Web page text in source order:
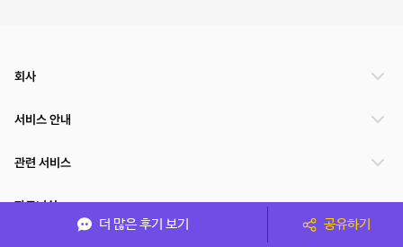
더 많은 후기 보기 공유하기
회사
서비스 안내
관련 서비스
파트너쉽